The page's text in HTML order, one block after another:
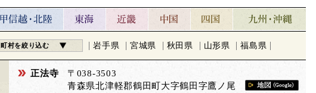
村を絞り込む 岩手県 宮城県 秋田県 山形県 福島県
正法寺
〒038-3503
青森県北津軽郡鶴田町大字鶴田字鷹ノ尾